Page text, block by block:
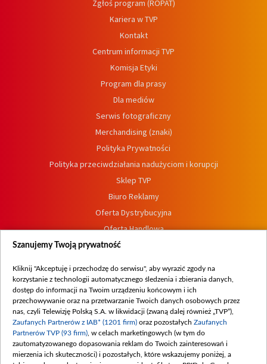
Zgłoś program (ROPAT)
Kariera w TVP
Kontakt
Centrum informacji TVP
Komisja Etyki
Program dla prasy
Dla mediów
Serwis fotograficzny
Merchandising (znaki)
Polityka Prywatności
Polityka przeciwdziałania nadużyciom i korupcji
Sklep TVP
Biuro Reklamy
Oferta Dystrybucyjna
Oferta Handlowa
Dostępność
Procedura zgłoszeń wewnętrznych
Szanujemy Twoją prywatność
Kliknij "Akceptuję i przechodzę do serwisu", aby wyrazić zgody na
korzystanie z technologii automatycznego śledzenia i zbierania danych,
dostęp do informacji na Twoim urządzeniu końcowym i ich
przechowywanie oraz na przetwarzanie Twoich danych osobowych przez
nas, czyli Telewizję Polską S.A. w likwidacji (zwaną dalej również „TVP”),
Zaufanych Partnerów z IAB* (1201 firm) oraz pozostałych Zaufanych
Partnerów TVP (93 firm) , w celach marketingowych (w tym do
zautomatyzowanego dopasowania reklam do Twoich zainteresowań i
mierzenia ich skuteczności) i pozostałych, które wskazujemy poniżej, a